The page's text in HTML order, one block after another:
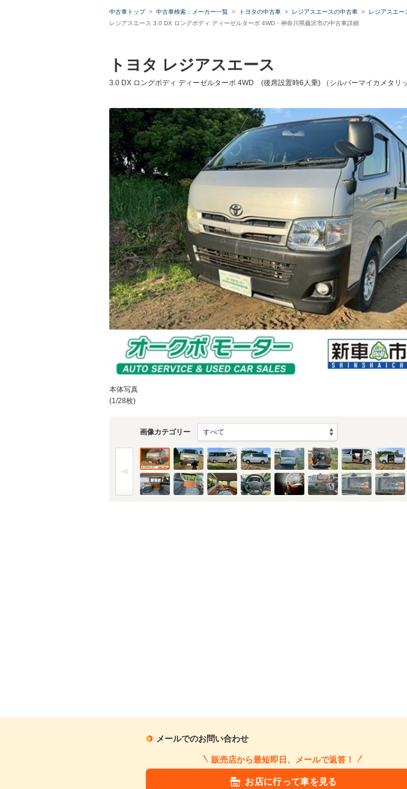
中古車トップ 中古車検索：メーカー一覧 トヨタの中古車 レジアスエースの中古車 レジアスエー
レジアスエース 3.0 DX ロングボディ ディーゼルターボ 4WD・神奈川県藤沢市の中古車詳細
トヨタ レジアスエース
3.0 DX ロングボディ ディーゼルターボ 4WD (後席設置時6人乗) （シルバーマイカメタリッ
本体写真
(1/28枚)
画像カテゴリー
メールでのお問い合わせ
販売店から最短即日、メールで返答！
お店に行って車を見る